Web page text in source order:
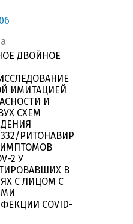
ДВОЙНОЕ
ИМИТАЦИЕЙ
И
СХЕМ
РИТОНАВИР
2 У
В
С ЛИЦОМ С
COVID-